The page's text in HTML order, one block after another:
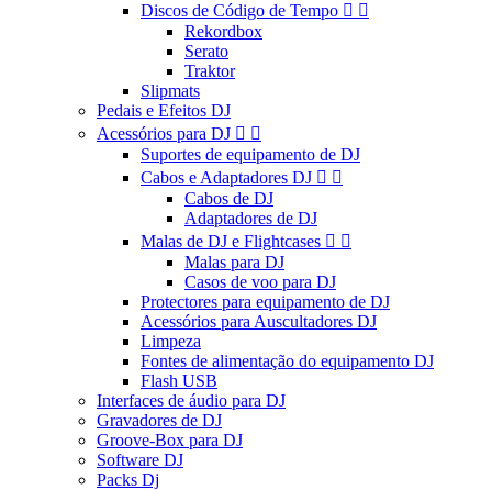
Discos de Código de Tempo  
Rekordbox
Serato
Traktor
Slipmats
Pedais e Efeitos DJ
Acessórios para DJ  
Suportes de equipamento de DJ
Cabos e Adaptadores DJ  
Cabos de DJ
Adaptadores de DJ
Malas de DJ e Flightcases  
Malas para DJ
Casos de voo para DJ
Protectores para equipamento de DJ
Acessórios para Auscultadores DJ
Limpeza
Fontes de alimentação do equipamento DJ
Flash USB
Interfaces de áudio para DJ
Gravadores de DJ
Groove-Box para DJ
Software DJ
Packs Dj